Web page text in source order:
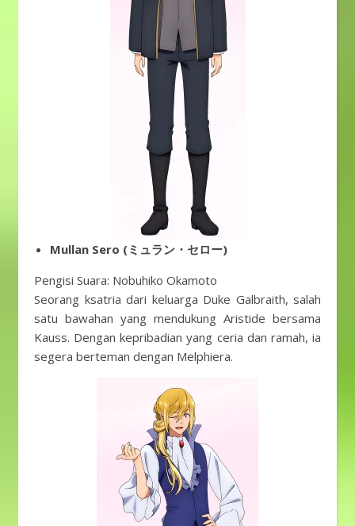
Mullan Sero (ミュラン・セロー)
Pengisi Suara: Nobuhiko Okamoto
Seorang ksatria dari keluarga Duke Galbraith, salah
satu bawahan yang mendukung Aristide bersama
Kauss. Dengan kepribadian yang ceria dan ramah, ia
segera berteman dengan Melphiera.